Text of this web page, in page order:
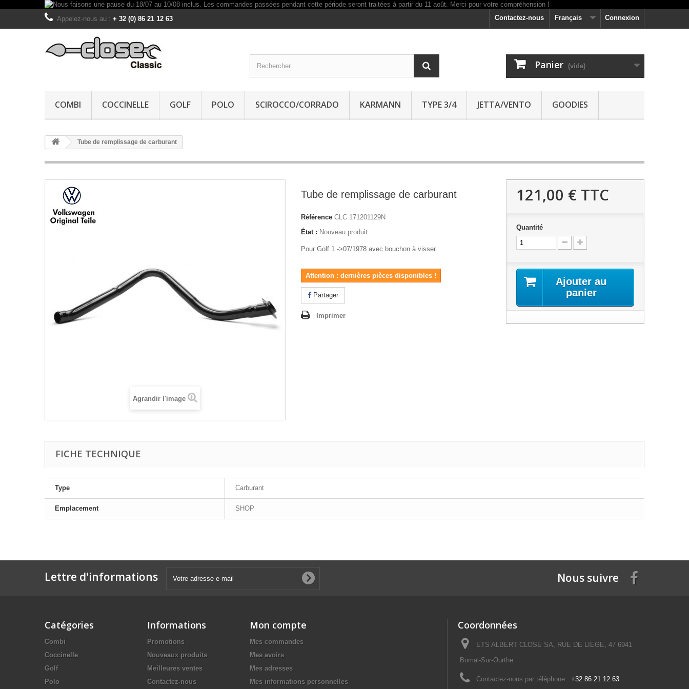
Connexion
Français
Contactez-nous
Appelez-nous au : + 32 (0) 86 21 12 63
Panier (vide)
COMBI COCCINELLE GOLF POLO SCIROCCO/CORRADO KARMANN TYPE 3/4 JETTA/VENTO GOODIES
Tube de remplissage de carburant
Agrandir l'image
Tube de remplissage de carburant
Référence CLC 171201129N
État : Nouveau produit
Pour Golf 1 ->07/1978 avec bouchon à visser.
Attention : dernières pièces disponibles !
Partager
Imprimer
121,00 € TTC
Quantité
Ajouter au
panier
FICHE TECHNIQUE
Type Carburant
Emplacement SHOP
Lettre d'informations Nous suivre
Catégories
Combi
Coccinelle
Golf
Polo
Informations
Promotions
Nouveaux produits
Meilleures ventes
Contactez-nous
Mon compte
Mes commandes
Mes avoirs
Mes adresses
Mes informations personnelles
Coordonnées
ETS ALBERT CLOSE SA, RUE DE LIEGE, 47 6941
Bomal-Sur-Ourthe
Contactez-nous par téléphone : +32 86 21 12 63